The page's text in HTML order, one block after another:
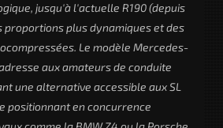
jusqu'à l'actuelle R190 (depuis
proportions plus dynamiques et des
Le modèle Mercedes-
aux amateurs de conduite
une alternative accessible aux SL
positionnant en concurrence